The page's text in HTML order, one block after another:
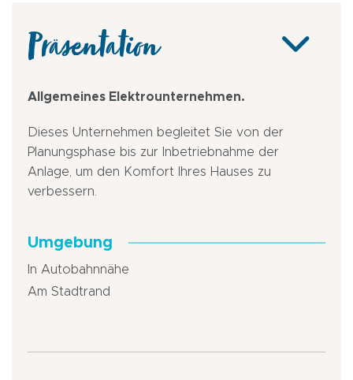
Präsentation
Allgemeines Elektrounternehmen.
Dieses Unternehmen begleitet Sie von der
Planungsphase bis zur Inbetriebnahme der
Anlage, um den Komfort Ihres Hauses zu
verbessern.
Umgebung
In Autobahnnähe
Am Stadtrand